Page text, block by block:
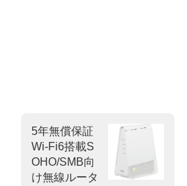
5年無償保証
Wi-Fi6搭載S
OHO/SMB向
け無線ルータ